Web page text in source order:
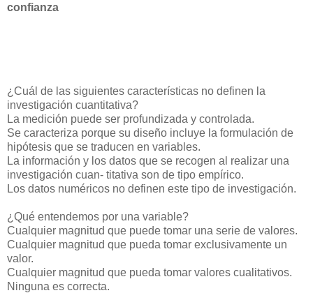
confianza
¿Cuál de las siguientes características no definen la
investigación cuantitativa?
La medición puede ser profundizada y controlada.
Se caracteriza porque su diseño incluye la formulación de
hipótesis que se traducen en variables.
La información y los datos que se recogen al realizar una
investigación cuan- titativa son de tipo empírico.
Los datos numéricos no definen este tipo de investigación.
¿Qué entendemos por una variable?
Cualquier magnitud que puede tomar una serie de valores.
Cualquier magnitud que pueda tomar exclusivamente un
valor.
Cualquier magnitud que pueda tomar valores cualitativos.
Ninguna es correcta.